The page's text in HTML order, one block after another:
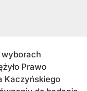
wyborach
Prawo
Kaczyńskiego